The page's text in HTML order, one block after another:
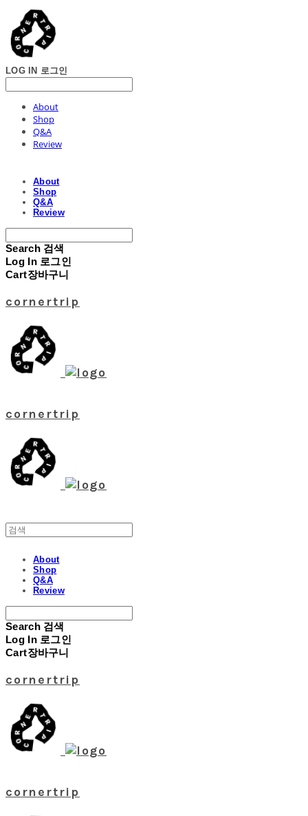
LOG IN 로그인
About
Shop
Q&A
Review
About
Shop
Q&A
Review
Search 검색
Log In 로그인
Cart장바구니
cornertrip
cornertrip
About
Shop
Q&A
Review
Search 검색
Log In 로그인
Cart장바구니
cornertrip
cornertrip